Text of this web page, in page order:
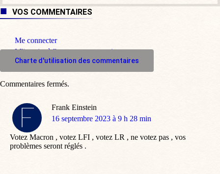
VOS COMMENTAIRES
Me connecter
M'inscrire à l'espace commentaire
Charte d'utilisation des commentaires
Frank Einstein
dit
16 septembre 2023 à 9 h 28 min
Votez Macron , votez LFI , votez LR , ne votez pas , vos
problèmes seront réglés .
Commentaires fermés.